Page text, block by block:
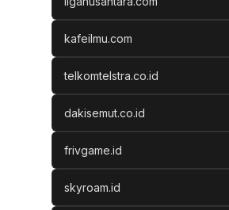
kafeilmu.com
telkomtelstra.co.id
dakisemut.co.id
frivgame.id
skyroam.id